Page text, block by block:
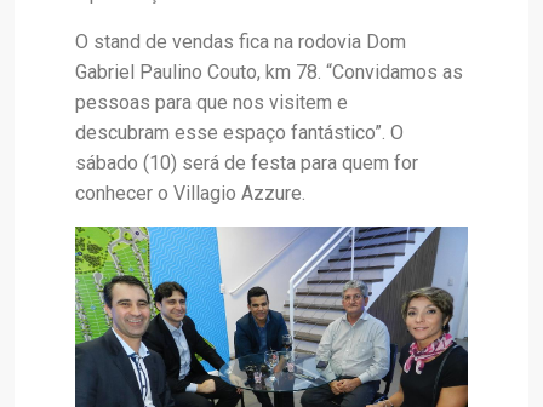
O stand de vendas fica na rodovia Dom
Gabriel Paulino Couto, km 78. “Convidamos as
pessoas para que nos visitem e
descubram esse espaço fantástico”. O
sábado (10) será de festa para quem for
conhecer o Villagio Azzure.